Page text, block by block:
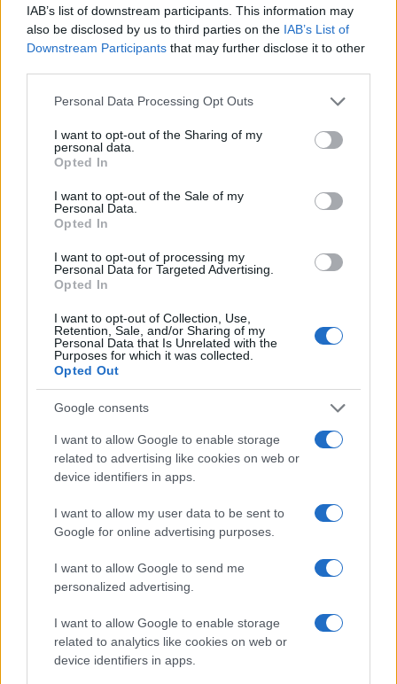
IAB’s list of downstream participants. This information may
also be disclosed by us to third parties on the IAB’s List of
Downstream Participants that may further disclose it to other
Please note that this website/app uses one or more Google
not limited to your visit or usage behaviour. You may click to
grant or deny consent to Google and its third-party tags to
use your data for below specified purposes in below Google
consent section.
Personal Data Processing Opt Outs
I want to opt-out of the Sharing of my
personal data.
Opted In
I want to opt-out of the Sale of my
Personal Data.
Opted In
I want to opt-out of processing my
Personal Data for Targeted Advertising.
Opted In
I want to opt-out of Collection, Use,
Retention, Sale, and/or Sharing of my
Personal Data that Is Unrelated with the
Purposes for which it was collected.
Opted Out
Google consents
I want to allow Google to enable storage
related to advertising like cookies on web or
device identifiers in apps.
I want to allow my user data to be sent to
Google for online advertising purposes.
I want to allow Google to send me
personalized advertising.
I want to allow Google to enable storage
related to analytics like cookies on web or
device identifiers in apps.
Continua a leggere
BELLEZZA